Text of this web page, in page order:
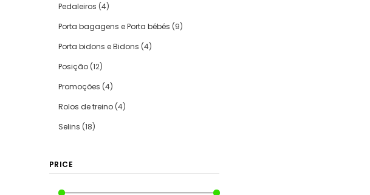
Pedaleiros (4)
Porta bagagens e Porta bébés (9)
Porta bidons e Bidons (4)
Posição (12)
Promoções (4)
Rolos de treino (4)
Selins (18)
PRICE